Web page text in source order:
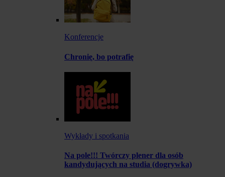
Konferencje
Chronię, bo potrafię
Wykłady i spotkania
Na pole!!! Twórczy plener dla osób
kandydujących na studia (dogrywka)